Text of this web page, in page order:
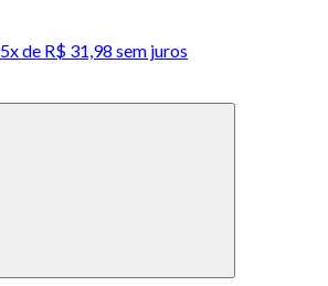
5x de R$ 31,98 sem juros